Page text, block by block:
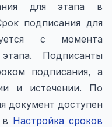
для этапа в
подписания для
с момента
Подписанты
подписания, а
и истечении. По
документ доступен
Настройка сроков